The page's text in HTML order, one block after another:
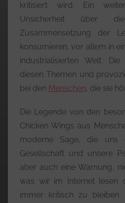
kritisiert wird. Ein
Unsicherheit über
Zusammensetzung der
konsumieren, vor allem in
industrialisierten Welt.
diesen Themen und
bei den Menschen, die sie
Die Legende von den
Chicken Wings aus
moderne Sage, die uns
Gesellschaft und unsere
aber auch eine Warnung,
was wir im Internet lesen
immer kritisch zu